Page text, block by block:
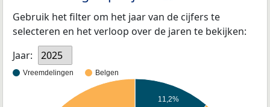
Gebruik het filter om het jaar van de cijfers te
selecteren en het verloop over de jaren te bekijken:
Jaar:
2025
Vreemdelingen Belgen
11,2%